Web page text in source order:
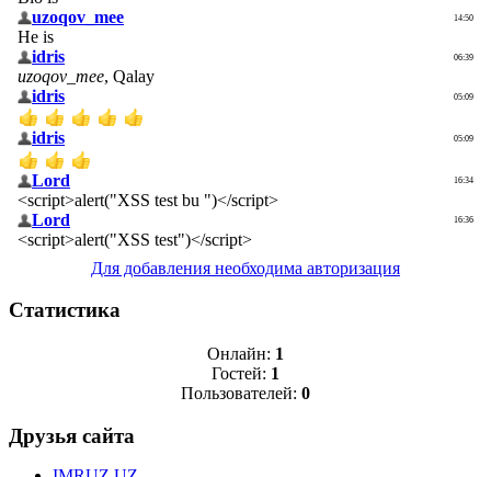
Для добавления необходима авторизация
Статистика
Онлайн: 1
Гостей: 1
Пользователей: 0
Друзья сайта